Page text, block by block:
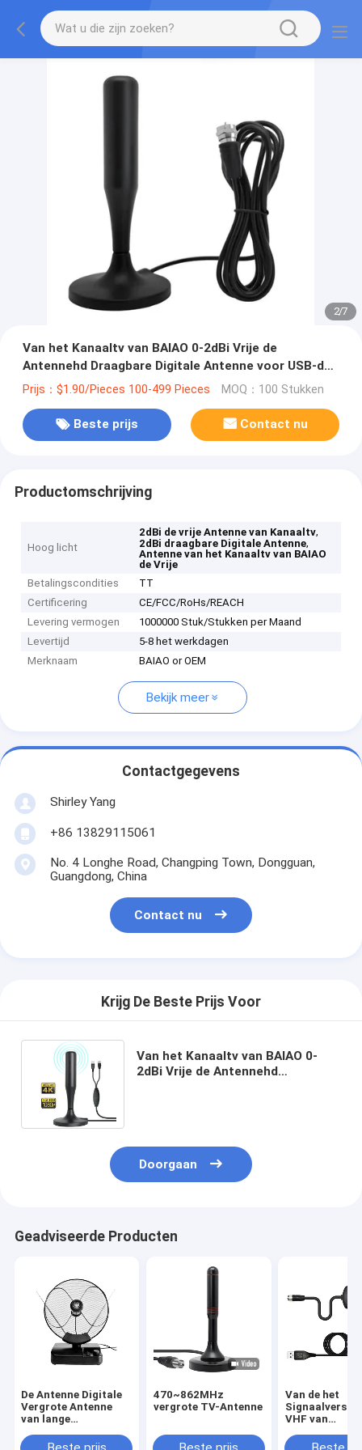
2/7
Van het Kanaaltv van BAIAO 0-2dBi Vrije de
Antennehd Draagbare Digitale Antenne voor USB-de
Tuner van TV
Prijs：$1.90/Pieces 100-499 Pieces MOQ：100 Stukken
Beste prijs Contact nu
Productomschrijving
Hoog licht
2dBi de vrije Antenne van Kanaaltv,
2dBi draagbare Digitale Antenne,
Antenne van het Kanaaltv van BAIAO
de Vrije
Betalingscondities
TT
Certificering
CE/FCC/RoHs/REACH
Levering vermogen
1000000 Stuk/Stukken per Maand
Levertijd
5-8 het werkdagen
Merknaam
BAIAO or OEM
Bekijk meer
Contactgegevens
Shirley Yang
+86 13829115061
No. 4 Longhe Road, Changping Town, Dongguan,
Guangdong, China
Contact nu
Krijg De Beste Prijs Voor
Van het Kanaaltv van BAIAO 0-
2dBi Vrije de Antennehd
Doorgaan
Geadviseerde Producten
De Antenne Digitale
Vergrote Antenne
van lange
Analoge TV 5-28dBi
470~862MHz
vergrote TV-Antenne
Van de het
VHF van
Digitale TV